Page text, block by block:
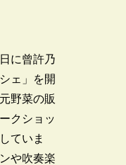
に曾許乃
ェ」を開
野菜の販
クショッ
ていま
や吹奏楽